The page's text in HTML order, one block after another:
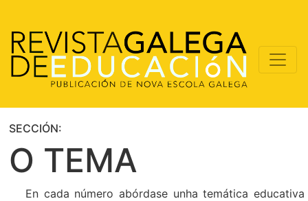
SECCIÓN:
O TEMA
En cada número abórdase unha temática educativa